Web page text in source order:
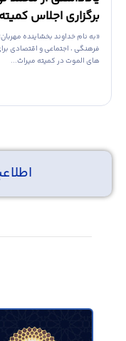
برگزاری اجلاس
«به نام خداوند بخشاینده
فرهنگی ، اجتماعی و اقتصادی
های الموت در کمیته میراث...